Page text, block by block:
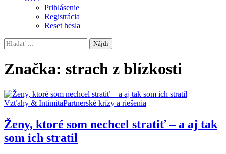
Prihlásenie
Registrácia
Reset hesla
Hľadať:
Značka: strach z blízkosti
Vzťahy & IntimitaPartnerské krízy a riešenia
Ženy, ktoré som nechcel stratiť – a aj tak
som ich stratil